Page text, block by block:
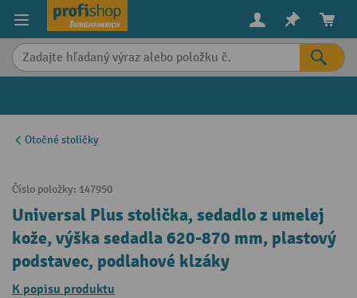
content
Otočné stoličky
Číslo položky: 147950
Universal Plus stolička, sedadlo z umelej
kože, výška sedadla 620-870 mm, plastový
podstavec, podlahové klzáky
K popisu produktu